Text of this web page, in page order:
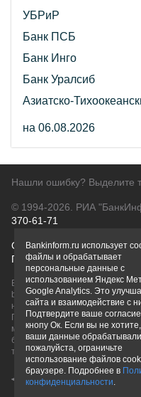
УБРиР
Банк ПСБ
Банк Инго
Банк Уралсиб
Азиатско-
на 06.08.2026
Нашли ошибку? Выделите
© 1994-2026. РИА
370-61-71
О проектеПолитика
Правовая информацияДля
Вся информация о продуктах
bankinform.ru, носит
не является публичной
ГК РФ. Информация не
может быть изменена.
банков или при личном
товарные знаки принадлежит
Bankinform.ru использует
файлы и обрабатывает
персональные данные с
использованием Яндекс
Google Analytics. Это
сайта и взаимодействие с
Подтвердите ваше
кнопу Ок. Если вы не
ваши данные
пожалуйста, ограничьте
использование файлов
браузере. Подробнее в
конфиденциальности.